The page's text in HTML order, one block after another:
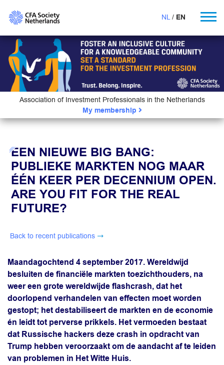
NL EN
Association of Investment Professionals in the Netherlands
My membership
EEN NIEUWE BIG BANG:
PUBLIEKE MARKTEN NOG MAAR
ÉÉN KEER PER DECENNIUM OPEN.
ARE YOU FIT FOR THE REAL
FUTURE?
Back to recent publications
Maandagochtend 4 september 2017. Wereldwijd
besluiten de financiële markten toezichthouders, na
weer een grote wereldwijde flashcrash, dat het
doorlopend verhandelen van effecten moet worden
gestopt; het destabiliseert de markten en de economie
én leidt tot perverse prikkels. Het vermoeden bestaat
dat Russische hackers deze crash in opdracht van
Trump hebben veroorzaakt om de aandacht af te leiden
van problemen in Het Witte Huis.